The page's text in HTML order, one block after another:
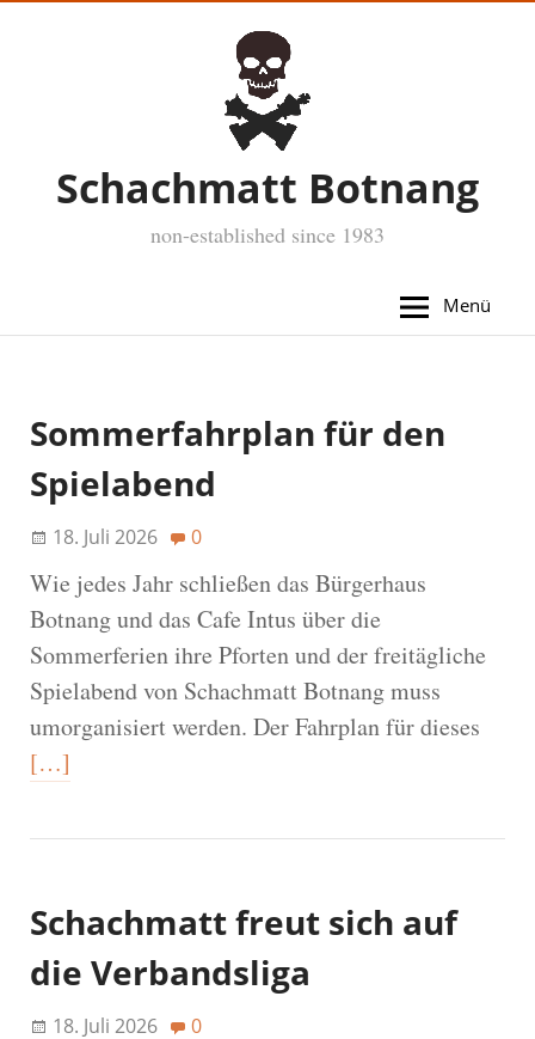
Schachmatt Botnang
non-established since 1983
Menü
Sommerfahrplan für den
Spielabend
18. Juli 2026 0
Wie jedes Jahr schließen das Bürgerhaus
Botnang und das Cafe Intus über die
Sommerferien ihre Pforten und der freitägliche
Spielabend von Schachmatt Botnang muss
umorganisiert werden. Der Fahrplan für dieses
[…]
Schachmatt freut sich auf
die Verbandsliga
18. Juli 2026 0